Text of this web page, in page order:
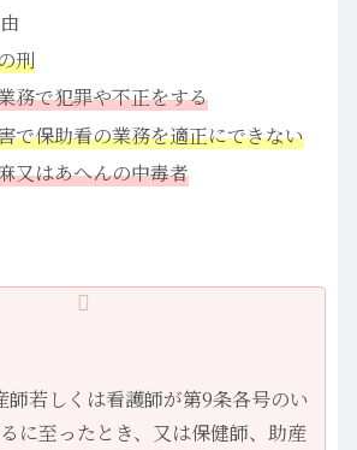
刑
務で犯罪や不正をする
で保助看の業務を適正にできない
又はあへんの中毒者
師若しくは看護師が第9条各号のい
に至ったとき、又は保健師、助産